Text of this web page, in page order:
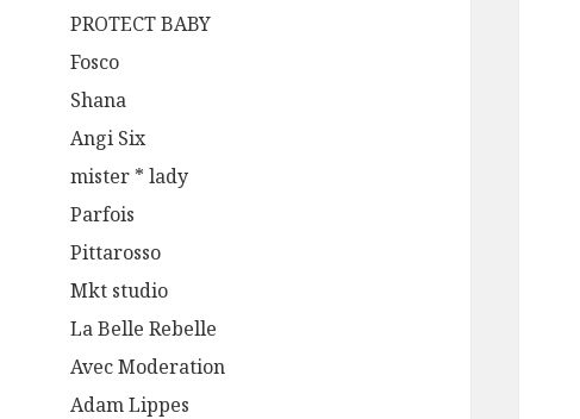
PROTECT BABY
Fosco
Shana
Angi Six
mister * lady
Parfois
Pittarosso
Mkt studio
La Belle Rebelle
Avec Moderation
Adam Lippes